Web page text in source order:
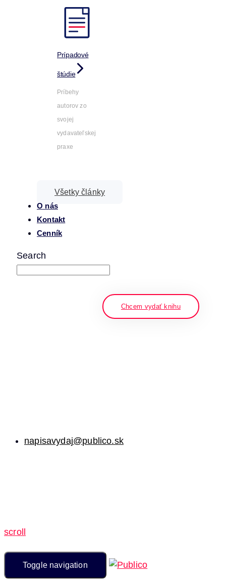
Prípadové
štúdie
Príbehy
autorov zo
svojej
vydavateľskej
praxe
Všetky články
O nás
Kontakt
Cenník
Search
Chcem vydať knihu
napisavydaj@publico.sk
scroll
Toggle navigation